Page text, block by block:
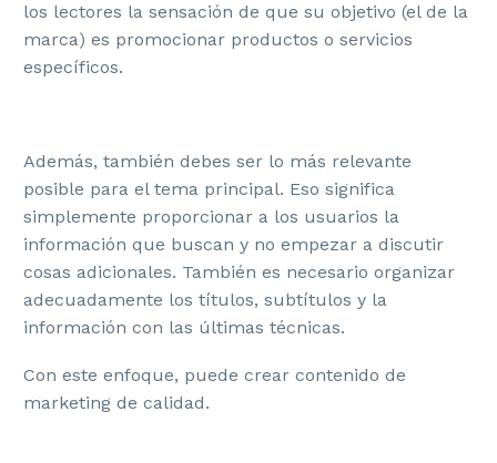
los lectores la sensación de que su objetivo (el de la
marca) es promocionar productos o servicios
específicos.
Además, también debes ser lo más relevante
posible para el tema principal. Eso significa
simplemente proporcionar a los usuarios la
información que buscan y no empezar a discutir
cosas adicionales. También es necesario organizar
adecuadamente los títulos, subtítulos y la
información con las últimas técnicas.
Con este enfoque, puede crear contenido de
marketing de calidad.